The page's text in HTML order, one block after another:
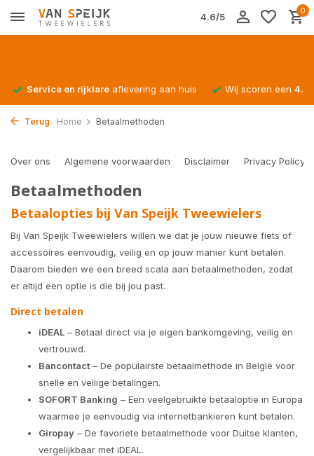
4.6/5
0
Service en rijklare aflevering aan huis Wij scoren een
Terug Home Betaalmethoden
Over ons Algemene voorwaarden Disclaimer Privacy Policy
Betaalmethoden
Betaalopties bij Van Speijk Tweewielers
Bij Van Speijk Tweewielers willen we dat je jouw nieuwe fiets of
accessoires eenvoudig, veilig en op jouw manier kunt betalen.
Daarom bieden we een breed scala aan betaalmethoden, zodat
er altijd een optie is die bij jou past.
Direct betalen
iDEAL – Betaal direct via je eigen bankomgeving, veilig en
vertrouwd.
Bancontact – De populairste betaalmethode in België voor
snelle en veilige betalingen.
SOFORT Banking – Een veelgebruikte betaaloptie in Europa
waarmee je eenvoudig via internetbankieren kunt betalen.
Giropay – De favoriete betaalmethode voor Duitse klanten,
vergelijkbaar met iDEAL.